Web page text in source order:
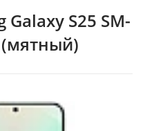
S25 SM-
(мятный)